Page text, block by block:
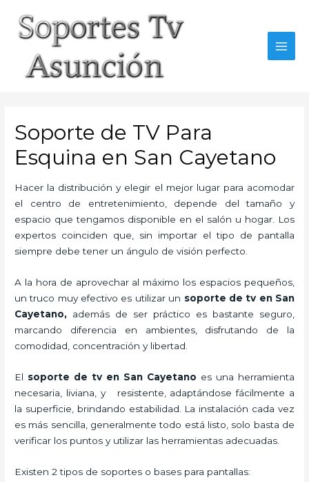
content
Soporte de TV Para
Esquina en San Cayetano
Hacer la distribución y elegir el mejor lugar para acomodar
el centro de entretenimiento, depende del tamaño y
espacio que tengamos disponible en el salón u hogar. Los
expertos coinciden que, sin importar el tipo de pantalla
siempre debe tener un ángulo de visión perfecto.
A la hora de aprovechar al máximo los espacios pequeños,
un truco muy efectivo es utilizar un soporte de tv en San
Cayetano, además de ser práctico es bastante seguro,
marcando diferencia en ambientes, disfrutando de la
comodidad, concentración y libertad.
El soporte de tv en San Cayetano es una herramienta
necesaria, liviana, y resistente, adaptándose fácilmente a
la superficie, brindando estabilidad. La instalación cada vez
es más sencilla, generalmente todo está listo, solo basta de
verificar los puntos y utilizar las herramientas adecuadas.
Existen 2 tipos de soportes o bases para pantallas: